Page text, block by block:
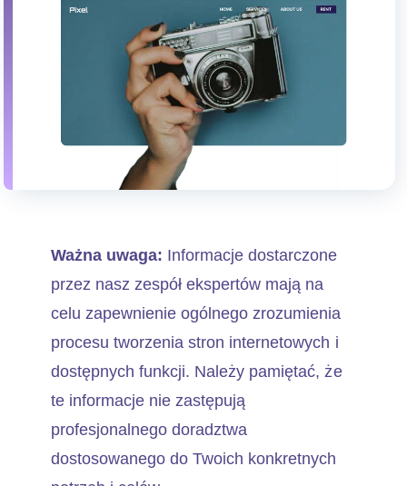
Ważna uwaga: Informacje dostarczone
przez nasz zespół ekspertów mają na
celu zapewnienie ogólnego zrozumienia
procesu tworzenia stron internetowych i
dostępnych funkcji. Należy pamiętać, że
te informacje nie zastępują
profesjonalnego doradztwa
dostosowanego do Twoich konkretnych